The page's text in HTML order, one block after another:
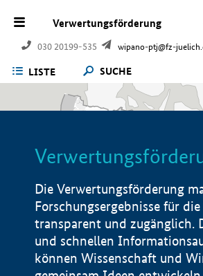
Verwertungsförderung
030 20199-535 wipano-ptj@fz-
LISTE SUCHE
Die Verwertungsförderung
Forschungsergebnisse für
transparent und zugänglich.
und schnellen
können Wissenschaft und